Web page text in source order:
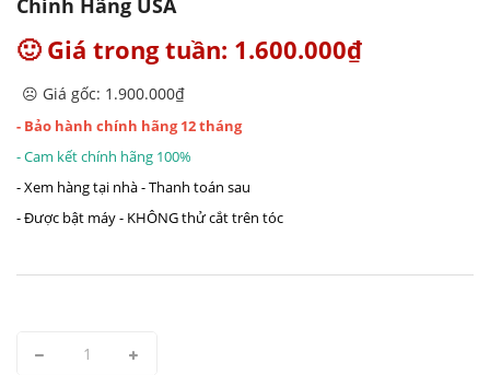
Chính Hãng USA
🙂 Giá trong tuần: 1.600.000₫
☹️ Giá gốc: 1.900.000₫
- Bảo hành chính hãng 12 tháng
- Cam kết chính hãng 100%
- Xem hàng tại nhà - Thanh toán sau
- Được bật máy - KHÔNG thử cắt trên tóc